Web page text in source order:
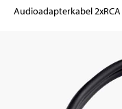
Audioadapterkabel